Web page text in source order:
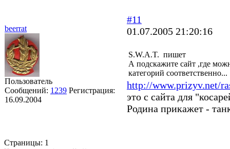
beerrat
Пользователь
Сообщений: 1239 Регистрация:
16.09.2004
#11
01.07.2005 21:20:16
S.W.A.T. пишет
А подскажите сайт ,где
категорий соответственно...
http://www.prizyv.net/
это с сайта для
Родина прикажет -
Страницы: 1